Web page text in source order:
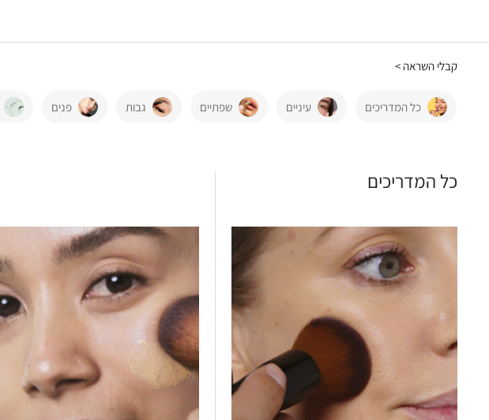
קבלי השראה >
כל המדריכים עיניים שפתיים גבות פנים
כל המדריכים